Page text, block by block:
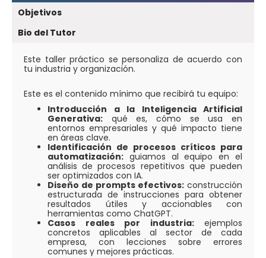
Objetivos
Bio del Tutor
Este taller práctico se personaliza de acuerdo con
tu industria y organización.
Este es el contenido mínimo que recibirá tu equipo:
Introducción a la Inteligencia Artificial
Generativa: qué es, cómo se usa en
entornos empresariales y qué impacto tiene
en áreas clave.
Identificación de procesos críticos para
automatización: guiamos al equipo en el
análisis de procesos repetitivos que pueden
ser optimizados con IA.
Diseño de prompts efectivos: construcción
estructurada de instrucciones para obtener
resultados útiles y accionables con
herramientas como ChatGPT.
Casos reales por industria:ejemplos
concretos aplicables al sector de cada
empresa, con lecciones sobre errores
comunes y mejores prácticas.